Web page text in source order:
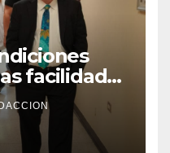
facilidades
la Salud